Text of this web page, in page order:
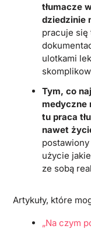
tłumacze
dziedzinie
pracuje się
ulotkami
Tym, co
medyczne
tu praca
nawet
użycie
ze sobą
Artykuły, które
„Na czym